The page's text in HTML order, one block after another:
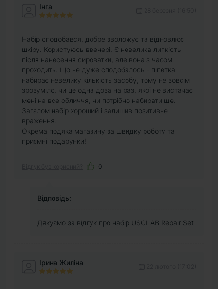
Інга
Набір сподобався, добре зволожує та відновлює
шкіру. Користуюсь ввечері. Є невелика липкість
після нанесення сироватки, але вона з часом
проходить. Що не дуже сподобалось - піпетка
набирає невелику кількість засобу, тому не зовсім
зрозуміло, чи це одна доза на раз, якої не вистачає
мені на все обличчя, чи потрібно набирати ще.
Загалом набір хороший і залишив позитивне
враження.
Окрема подяка магазину за швидку роботу та
приємні подарунки!
0
Відповідь:
Дякуємо за відгук про набір USOLAB Repair Set
Ірина Жиліна